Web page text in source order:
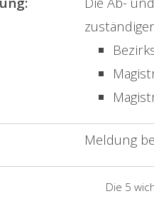
Die 5
Meldung